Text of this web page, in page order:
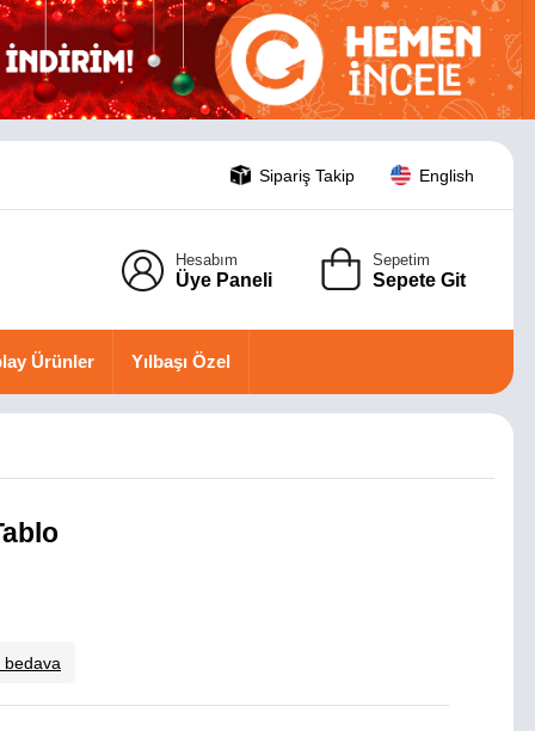
Sipariş Takip English
Hesabım
Üye Paneli
Sepetim
Sepete Git
Ürünler Yılbaşı Özel
bedava